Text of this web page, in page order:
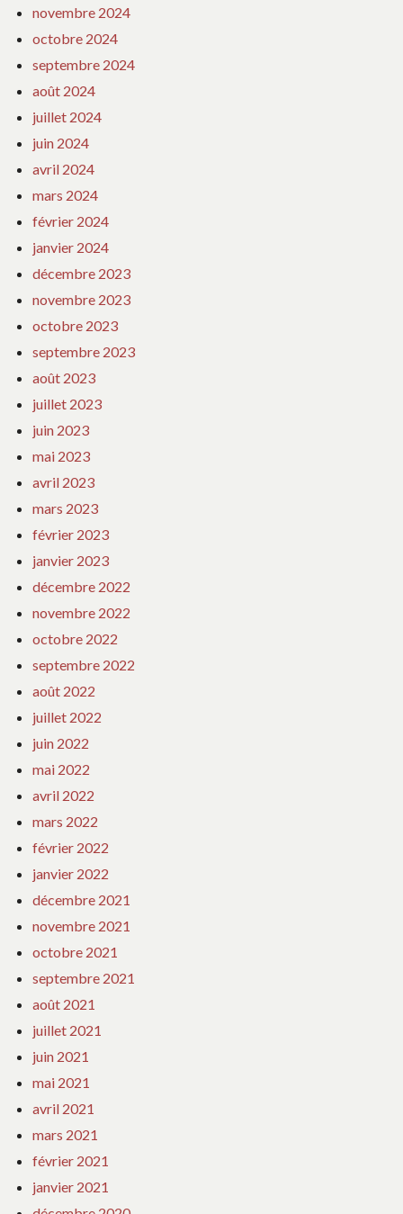
novembre 2024
octobre 2024
septembre 2024
août 2024
juillet 2024
juin 2024
avril 2024
mars 2024
février 2024
janvier 2024
décembre 2023
novembre 2023
octobre 2023
septembre 2023
août 2023
juillet 2023
juin 2023
mai 2023
avril 2023
mars 2023
février 2023
janvier 2023
décembre 2022
novembre 2022
octobre 2022
septembre 2022
août 2022
juillet 2022
juin 2022
mai 2022
avril 2022
mars 2022
février 2022
janvier 2022
décembre 2021
novembre 2021
octobre 2021
septembre 2021
août 2021
juillet 2021
juin 2021
mai 2021
avril 2021
mars 2021
février 2021
janvier 2021